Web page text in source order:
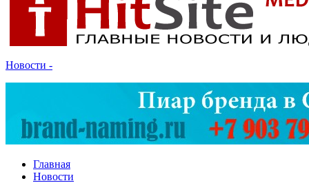
Новости -
Главная
Новости